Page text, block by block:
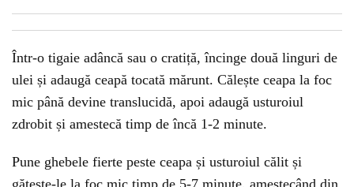
Într-o tigaie adâncă sau o cratiță, încinge două linguri de
ulei și adaugă ceapă tocată mărunt. Călește ceapa la foc
mic până devine translucidă, apoi adaugă usturoiul
zdrobit și amestecă timp de încă 1-2 minute.
Pune ghebele fierte peste ceapa și usturoiul călit și
gătește-le la foc mic timp de 5-7 minute, amestecând din